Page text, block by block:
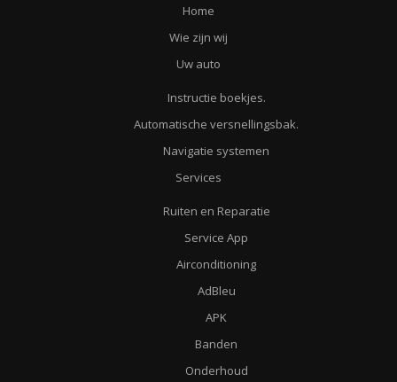
Home
Wie zijn wij
Uw auto
Instructie boekjes.
Automatische versnellingsbak.
Navigatie systemen
Services
Ruiten en Reparatie
Service App
Airconditioning
AdBleu
APK
Banden
Onderhoud